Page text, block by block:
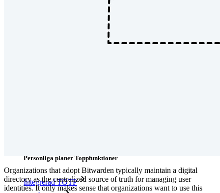
Personliga planer Toppfunktioner
Integrerad TOTP
Organizations that adopt Bitwarden typically maintain a digital
directory as the centralized source of truth for managing user
identities. It only makes sense that organizations want to use this